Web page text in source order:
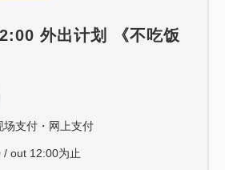
外出计划 《不吃饭
场支付・网上支付
/ out 12:00为止